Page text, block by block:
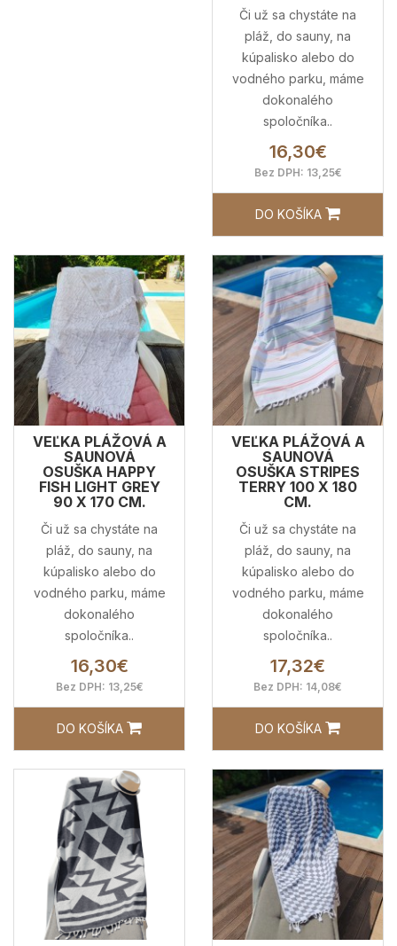
Či už sa chystáte na
pláž, do sauny, na
kúpalisko alebo do
vodného parku, máme
dokonalého
spoločníka..
16,30€
Bez DPH: 13,25€
DO KOŠÍKA
VEĽKA PLÁŽOVÁ A
SAUNOVÁ
OSUŠKA HAPPY
FISH LIGHT GREY
90 X 170 CM.
Či už sa chystáte na
pláž, do sauny, na
kúpalisko alebo do
vodného parku, máme
dokonalého
spoločníka..
16,30€
Bez DPH: 13,25€
DO KOŠÍKA
VEĽKA PLÁŽOVÁ A
SAUNOVÁ
OSUŠKA STRIPES
TERRY 100 X 180
CM.
Či už sa chystáte na
pláž, do sauny, na
kúpalisko alebo do
vodného parku, máme
dokonalého
spoločníka..
17,32€
Bez DPH: 14,08€
DO KOŠÍKA